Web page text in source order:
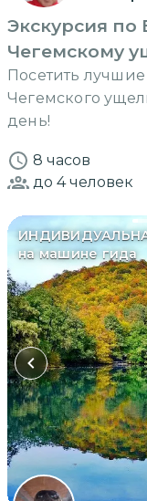
Экскурсия по
Чегемскому
Посетить
Чегемского
день!
8 часов
до 4человек
на машине гида